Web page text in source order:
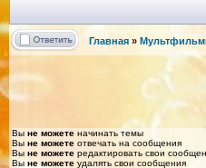
Главная »
Вы не можете начинать темы
Вы не можете отвечать на сообщения
Вы не можете редактировать свои
Вы не можете удалять свои сообщения